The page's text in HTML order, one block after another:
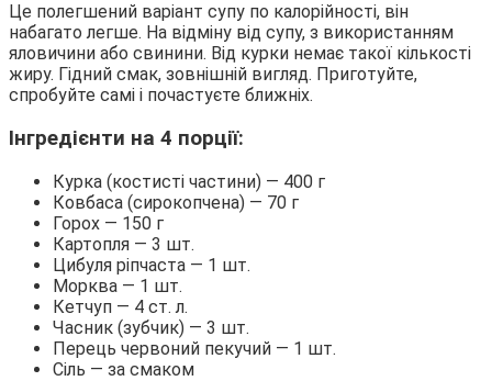
Це полегшений варіант супу по калорійності, він
набагато легше. На відміну від супу, з використанням
яловичини або свинини. Від курки немає такої кількості
жиру. Гідний смак, зовнішній вигляд. Приготуйте,
спробуйте самі і почастуєте ближніх.
Інгредієнти на 4 порції:
Курка (костисті частини) — 400 г
Ковбаса (сирокопчена) — 70 г
Горох — 150 г
Картопля — 3 шт.
Цибуля ріпчаста — 1 шт.
Морква — 1 шт.
Кетчуп — 4 ст. л.
Часник (зубчик) — 3 шт.
Перець червоний пекучий — 1 шт.
Сіль — за смаком